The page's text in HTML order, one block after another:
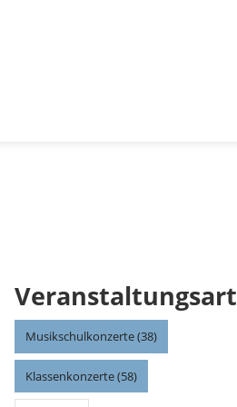
Veranstaltungsart
Musikschulkonzerte (38)
Klassenkonzerte (58)